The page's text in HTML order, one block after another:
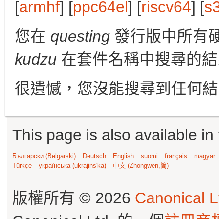
[armhf] [ppc64el] [riscv64] [
您在 questing 發行版中所有
kudzu 在套件名稱中搜尋的
很遺憾，您沒能搜尋到任何
This page is also available
Български (Bəlgarski) Deutsch English suomi français
magyar
Türkçe
українська (ukrajins'ka) 中文 (Zhongwen,简)
版權所有 © 2026 Canonical